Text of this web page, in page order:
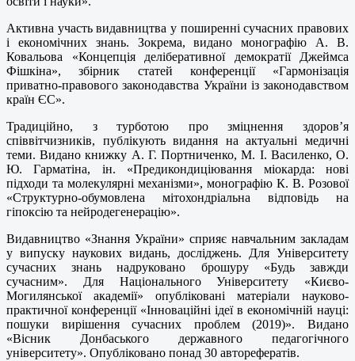
Активна участь видавництва у поширенні сучасних правових
і економічних знань. Зокрема, видано монографію А. В.
Ковальова «Концепція деліберативної демократії Джеймса
Фішкіна», збірник статей конференції «Гармонізація
приватно-правового законодавства України із законодавством
країн ЄС».
Традиційно, з турботою про зміцнення здоров’я
співвітчизників, публікують видання на актуальні медичні
теми. Видано книжку А. Г. Портниченко, М. І. Василенко, О.
Ю. Гарматіна, ін. «Предикондиціювання міокарда: нові
підходи та молекулярні механізми», монографію К. В. Розової
«Структурно-обумовлена мітохондріальна відповідь на
гіпоксію та нейродегенерацію».
Видавництво «Знання України» сприяє навчальним закладам
у випуску наукових видань, досліджень. Для Університету
сучасних знань надруковано брошуру «Будь завжди
сучасним». Для Національного Університету «Києво-
Могилянської академії» опубліковані матеріали науково-
практичної конференції «Інноваційні ідеї в економічній науці:
пошуки вирішення сучасних проблем (2019)». Видано
«Вісник Донбаського державного педагогічного
університету». Опубліковано понад 30 авторефератів.